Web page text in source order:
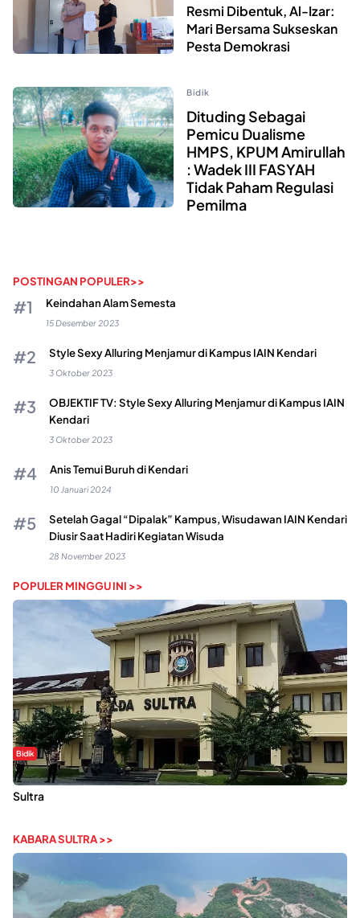
Resmi Dibentuk, Al-Izar:
Mari Bersama Sukseskan
Pesta Demokrasi
Bidik
Dituding Sebagai
Pemicu Dualisme
HMPS, KPUM Amirullah
: Wadek III FASYAH
Tidak Paham Regulasi
Pemilma
POSTINGAN POPULER>>
Keindahan Alam Semesta
15 Desember 2023
Style Sexy Alluring Menjamur di Kampus IAIN Kendari
3 Oktober 2023
OBJEKTIF TV: Style Sexy Alluring Menjamur di Kampus IAIN
Kendari
3 Oktober 2023
Anis Temui Buruh di Kendari
10 Januari 2024
Setelah Gagal “Dipalak” Kampus, Wisudawan IAIN Kendari
Diusir Saat Hadiri Kegiatan Wisuda
28 November 2023
POPULER MINGGU INI >>
Bidik
Dugaan Kekerasan Seksual di UIN Kendari Dilaporkan ke Polda
Sultra
KABARA SULTRA >>